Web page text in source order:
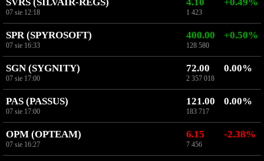
07 sie 12:18 1 423
SPR (SPYROSOFT)
07 sie 16:33
400.00
128 580
+0.50%
SGN (SYGNITY)
07 sie 17:00
72.00
2 357 018
0.00%
PAS (PASSUS)
07 sie 17:00
121.00
183 717
0.00%
OPM (OPTEAM)
07 sie 16:27
6.15
7 456
-2.38%